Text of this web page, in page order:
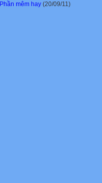
Phần mêm hay (20/09/11)